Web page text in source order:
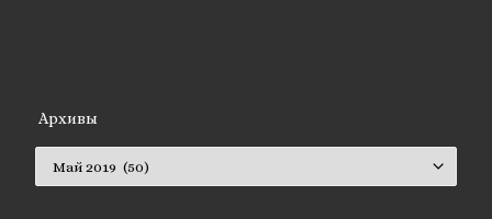
Архивы